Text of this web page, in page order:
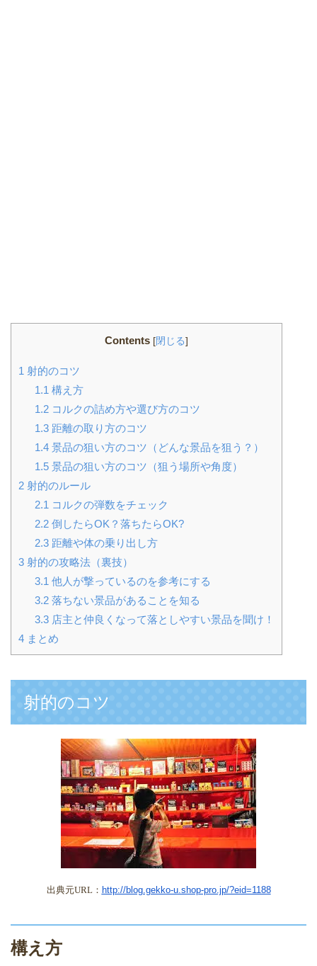
Contents [閉じる]
1 射的のコツ
1.1 構え方
1.2コルクの詰め方や選び方のコツ
1.3距離の取り方のコツ
1.4景品の狙い方のコツ（どんな景品を狙う？）
1.5景品の狙い方のコツ（狙う場所や角度）
2 射的のルール
2.1 コルクの弾数をチェック
2.2倒したらOK？落ちたらOK?
2.3距離や体の乗り出し方
3 射的の攻略法（裏技）
3.1 他人が撃っているのを参考にする
3.2落ちない景品があることを知る
3.3店主と仲良くなって落としやすい景品を聞け！
4 まとめ
射的のコツ
出典元URL： http://blog.gekko-u.shop-pro.jp/?eid=1188
構え方